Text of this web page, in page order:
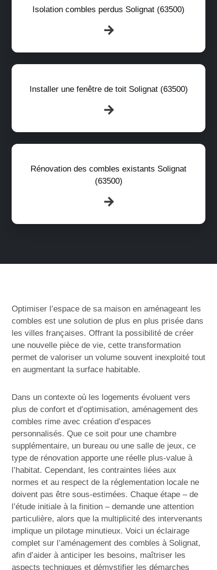
Isolation combles perdus Solignat (63500)
Installer une fenêtre de toit Solignat (63500)
Rénovation des combles existants Solignat
(63500)
Optimiser l’espace de sa maison en aménageant les
combles est une solution de plus en plus prisée dans
les villes françaises. Offrant la possibilité de créer
une nouvelle pièce de vie, cette transformation
permet de valoriser un volume souvent inexploité tout
en augmentant la surface habitable.
Dans un contexte où les logements évoluent vers
plus de confort et d’optimisation, aménagement des
combles rime avec création d’espaces
personnalisés. Que ce soit pour une chambre
supplémentaire, un bureau ou une salle de jeux, ce
type de rénovation apporte une réelle plus-value à
l’habitat. Cependant, les contraintes liées aux
normes et au respect de la réglementation locale ne
doivent pas être sous-estimées. Chaque étape – de
l’étude initiale à la finition – demande une attention
particulière, alors que la multiplicité des intervenants
implique un pilotage minutieux. Voici un éclairage
complet sur l’aménagement des combles à Solignat,
afin d’aider à anticiper les besoins, maîtriser les
aspects techniques et démystifier les démarches